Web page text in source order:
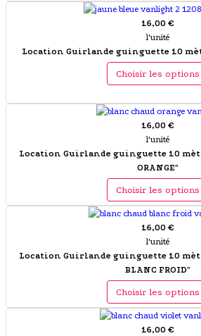
16,00 €
l'unité
Location Guirlande guinguette 10
Choisir les options
16,00 €
l'unité
Location Guirlande guinguette 10
ORANGE"
Choisir les options
16,00 €
l'unité
Location Guirlande guinguette 10
BLANC FROID"
Choisir les options
16,00 €